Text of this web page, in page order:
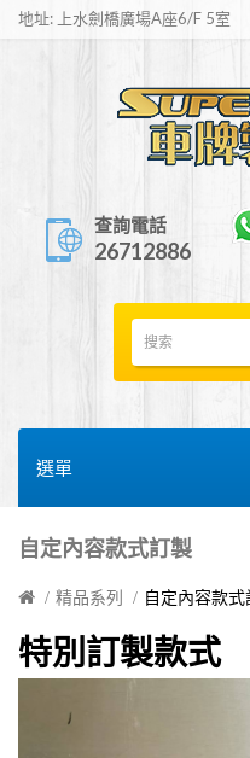
地址: 上水劍橋廣場A座6/F 5室
查詢電話
26712886
選單
自定內容款式訂製
精品系列 自定內容款式
特別訂製款式